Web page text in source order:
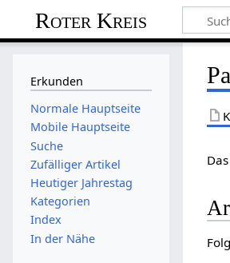
Roter Kreis
Erkunden
Normale Hauptseite
Mobile Hauptseite
Suche
Zufälliger Artikel
Heutiger Jahrestag
Kategorien
Index
In der Nähe